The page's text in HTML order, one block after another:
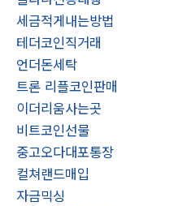
세금적게내는방법
테더코인직거래
언더돈세탁
트론 리플코인판매
이더리움사는곳
비트코인선물
중고오다대포통장
컬쳐랜드매입
자금믹싱